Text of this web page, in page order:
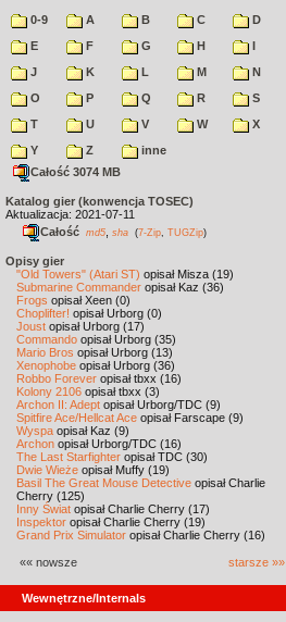
0-9 A B C
D
E
F G H
I
J
K L M
N
O
P Q R
S
T
U V W
X
Y
Z
inne
Całość 3074 MB
Katalog gier (konwencja TOSEC)
Aktualizacja: 2021-07-11
Całość md5 sha (7-Zip TUGZip)
Opisy gier
"Old Towers" (Atari ST) opisał Misza (19)
Submarine Commander opisał Kaz (36)
Frogs opisał Xeen (0)
Choplifter! opisał Urborg (0)
Joust opisał Urborg (17)
Commando opisał Urborg (35)
Mario Bros opisał Urborg (13)
Xenophobe opisał Urborg (36)
Robbo Forever opisał tbxx (16)
Kolony 2106 opisał tbxx (3)
Archon II: Adept opisał Urborg/TDC (9)
Spitfire Ace/Hellcat Ace opisał Farscape (9)
Wyspa opisał Kaz (9)
Archon opisał Urborg/TDC (16)
The Last Starfighter opisał TDC (30)
Dwie Wieże opisał Muffy (19)
Basil The Great Mouse Detective opisał Charlie
Cherry (125)
Inny Świat opisał Charlie Cherry (17)
Inspektor opisał Charlie Cherry (19)
Grand Prix Simulator opisał Charlie Cherry (16)
«« nowsze starsze »»
Wewnętrzne/Internals